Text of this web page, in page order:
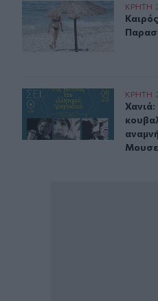
Καιρός: Βοριάδες καιΚΡΗΤΗ
Χανιά: Τραγούδια πουΚΡΗΤΗ